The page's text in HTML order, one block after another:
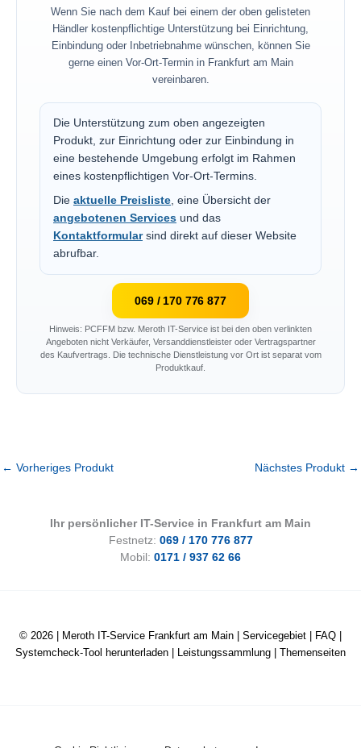
Wenn Sie nach dem Kauf bei einem der oben gelisteten
Händler kostenpflichtige Unterstützung bei Einrichtung,
Einbindung oder Inbetriebnahme wünschen, können Sie
gerne einen Vor-Ort-Termin in Frankfurt am Main
vereinbaren.
Die Unterstützung zum oben angezeigten
Produkt, zur Einrichtung oder zur Einbindung in
eine bestehende Umgebung erfolgt im Rahmen
eines kostenpflichtigen Vor-Ort-Termins.
Die aktuelle Preisliste, eine Übersicht der
angebotenen Services und das
Kontaktformularsind direkt auf dieser Website
abrufbar.
069 / 170 776 877
Hinweis: PCFFM bzw. Meroth IT-Service ist bei den oben verlinkten
Angeboten nicht Verkäufer, Versanddienstleister oder Vertragspartner
des Kaufvertrags. Die technische Dienstleistung vor Ort ist separat vom
Produktkauf.
← Vorheriges Produkt Nächstes Produkt →
Ihr persönlicher IT-Service in Frankfurt am Main
Festnetz: 069 / 170 776 877
Mobil: 0171 / 937 62 66
© 2026 | Meroth IT-Service Frankfurt am Main Servicegebiet FAQ
Systemcheck-Tool herunterladen
Leistungssammlung Themenseiten